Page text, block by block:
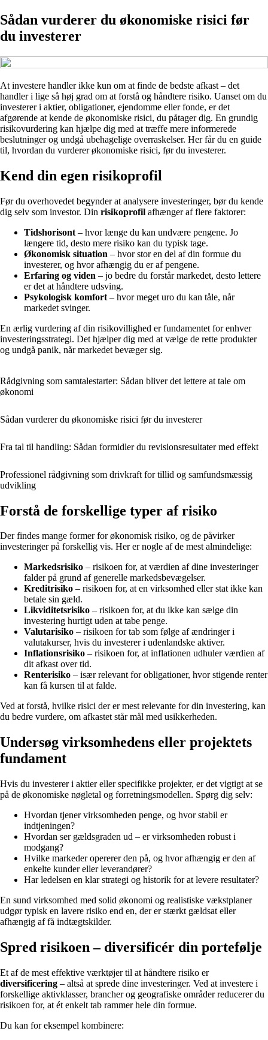
Sådan vurderer du økonomiske risici før
du investerer
At investere handler ikke kun om at finde de bedste afkast – det
handler i lige så høj grad om at forstå og håndtere risiko. Uanset om du
investerer i aktier, obligationer, ejendomme eller fonde, er det
afgørende at kende de økonomiske risici, du påtager dig. En grundig
risikovurdering kan hjælpe dig med at træffe mere informerede
beslutninger og undgå ubehagelige overraskelser. Her får du en guide
til, hvordan du vurderer økonomiske risici, før du investerer.
Kend din egen risikoprofil
Før du overhovedet begynder at analysere investeringer, bør du kende
dig selv som investor. Din risikoprofil afhænger af flere faktorer:
Tidshorisont – hvor længe du kan undvære pengene. Jo
længere tid, desto mere risiko kan du typisk tage.
Økonomisk situation – hvor stor en del af din formue du
investerer, og hvor afhængig du er af pengene.
Erfaring og viden – jo bedre du forstår markedet, desto lettere
er det at håndtere udsving.
Psykologisk komfort – hvor meget uro du kan tåle, når
markedet svinger.
En ærlig vurdering af din risikovillighed er fundamentet for enhver
investeringsstrategi. Det hjælper dig med at vælge de rette produkter
og undgå panik, når markedet bevæger sig.
Rådgivning som samtalestarter: Sådan bliver det lettere at tale om
økonomi
Sådan vurderer du økonomiske risici før du investerer
Fra tal til handling: Sådan formidler du revisionsresultater med effekt
Professionel rådgivning som drivkraft for tillid og samfundsmæssig
udvikling
Forstå de forskellige typer af risiko
Der findes mange former for økonomisk risiko, og de påvirker
investeringer på forskellig vis. Her er nogle af de mest almindelige:
Markedsrisiko – risikoen for, at værdien af dine investeringer
falder på grund af generelle markedsbevægelser.
Kreditrisiko – risikoen for, at en virksomhed eller stat ikke kan
betale sin gæld.
Likviditetsrisiko – risikoen for, at du ikke kan sælge din
investering hurtigt uden at tabe penge.
Valutarisiko – risikoen for tab som følge af ændringer i
valutakurser, hvis du investerer i udenlandske aktiver.
Inflationsrisiko – risikoen for, at inflationen udhuler værdien af
dit afkast over tid.
Renterisiko – især relevant for obligationer, hvor stigende renter
kan få kursen til at falde.
Ved at forstå, hvilke risici der er mest relevante for din investering, kan
du bedre vurdere, om afkastet står mål med usikkerheden.
Undersøg virksomhedens eller projektets
fundament
Hvis du investerer i aktier eller specifikke projekter, er det vigtigt at se
på de økonomiske nøgletal og forretningsmodellen. Spørg dig selv:
Hvordan tjener virksomheden penge, og hvor stabil er
indtjeningen?
Hvordan ser gældsgraden ud – er virksomheden robust i
modgang?
Hvilke markeder opererer den på, og hvor afhængig er den af
enkelte kunder eller leverandører?
Har ledelsen en klar strategi og historik for at levere resultater?
En sund virksomhed med solid økonomi og realistiske vækstplaner
udgør typisk en lavere risiko end en, der er stærkt gældsat eller
afhængig af få indtægtskilder.
Spred risikoen – diversificér din portefølje
Et af de mest effektive værktøjer til at håndtere risiko er
diversificering – altså at sprede dine investeringer. Ved at investere i
forskellige aktivklasser, brancher og geografiske områder reducerer du
risikoen for, at ét enkelt tab rammer hele din formue.
Du kan for eksempel kombinere: